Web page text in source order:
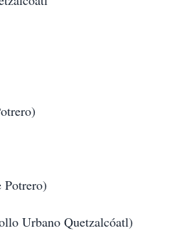
Potrero)
Urbano Quetzalcóatl)